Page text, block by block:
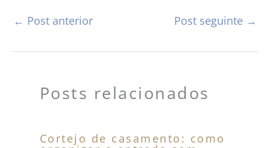
← Post anterior Post seguinte →
Posts relacionados
Cortejo de casamento: como